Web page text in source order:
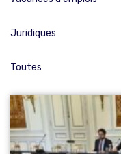
Juridiques
Toutes